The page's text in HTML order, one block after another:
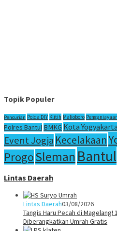
Topik Populer
Pencurian Polda DIY Klitih Malioboro Penganiayaan
Polres Bantul BMKG Kota Yogyakarta
Event Jogja Kecelakaan
ProgoSleman Bantul
Lintas Daerah
Lintas Daerah03/08/2026
Tangis Haru Pecah di Magelang!
Diberangkatkan Umrah Gratis